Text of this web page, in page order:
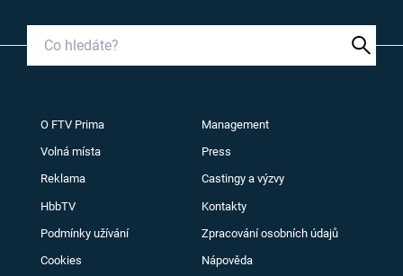
O FTV Prima Management
Volná místa Press
Reklama Castingy a výzvy
HbbTV Kontakty
Podmínky užívání Zpracování osobních údajů
Cookies Nápověda